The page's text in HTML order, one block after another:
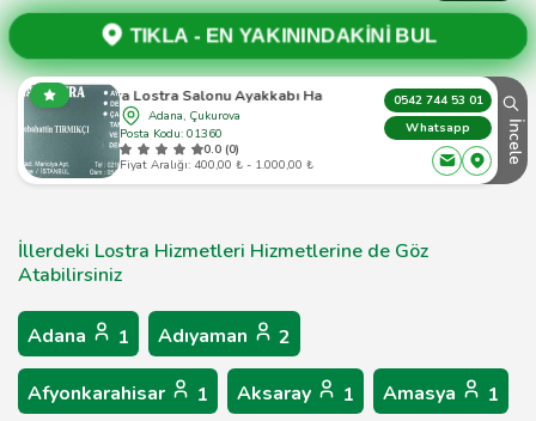
TIKLA - EN YAKININDAKİNİ BUL
Büşra Lostra Salonu Ayakkabı Hastanesi
Adana, Çukurova
Posta Kodu: 01360
0.0 (0)
Fiyat Aralığı: 400,00 ₺ - 1.000,00 ₺
0542 744 53 01
Whatsapp
İncele
İllerdeki Lostra Hizmetleri Hizmetlerine de Göz
Atabilirsiniz
Adana 1 Adıyaman 2
Afyonkarahisar 1 Aksaray 1 Amasya 1